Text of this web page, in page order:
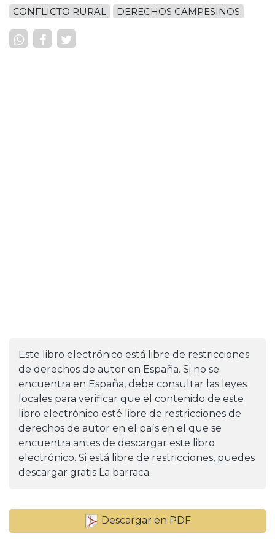
CONFLICTO RURAL
DERECHOS CAMPESINOS
Este libro electrónico está libre de restricciones
de derechos de autor en España. Si no se
encuentra en España, debe consultar las leyes
locales para verificar que el contenido de este
libro electrónico esté libre de restricciones de
derechos de autor en el país en el que se
encuentra antes de descargar este libro
electrónico. Si está libre de restricciones, puedes
descargar gratis La barraca.
Descargar en PDF